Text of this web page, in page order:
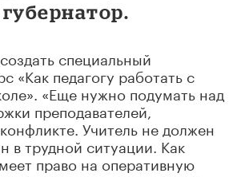
специальный
«Как педагогу работать с
«Еще нужно подумать над
преподавателей,
Учитель не должен
в трудной ситуации. Как
право на оперативную